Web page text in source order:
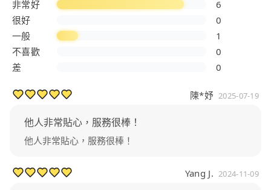
非常好
6
很好
0
一般
1
不喜歡
0
差
0
陳*妤 2025-07-19
他人非常貼心，服務很棒！
他人非常貼心，服務很棒！
Yang J. 2024-11-09